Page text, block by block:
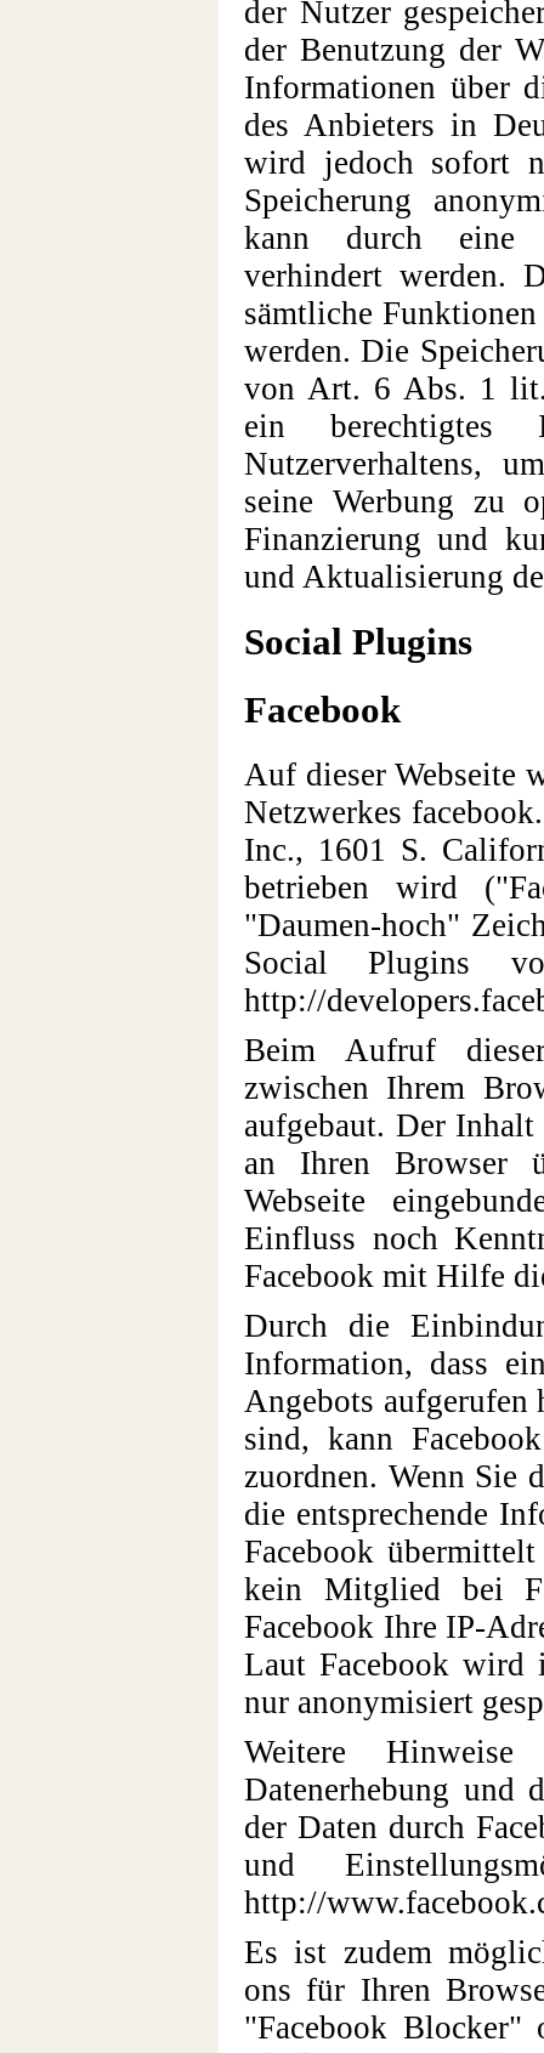
der Nutzer
der Benutzung der
Informationen über
des Anbieters in
wird jedoch sofort
Speicherung
kann durch eine
verhindert werden.
sämtliche
werden. Die
von Art. 6 Abs. 1
ein
Nutzerverhaltens,
seine Werbung zu
Finanzierung und
und Aktualisierung
Social Plugins
Facebook
Auf dieser Webseite
Netzwerkes
Inc., 1601 S.
betrieben wird
"Daumen-hoch"
Social Plugins
http://
Beim Aufruf
zwischen Ihrem
aufgebaut. Der
an Ihren Browser
Webseite
Einfluss noch
Facebook mit Hilfe
Durch die
Information, dass
Angebots aufgerufen
sind, kann
zuordnen. Wenn Sie
die entsprechende
Facebook
kein Mitglied bei
Facebook Ihre IP-
Laut Facebook wird
nur anonymisiert
Weitere
Datenerhebung und
der Daten durch
und
http://
Es ist zudem
ons für Ihren
"Facebook